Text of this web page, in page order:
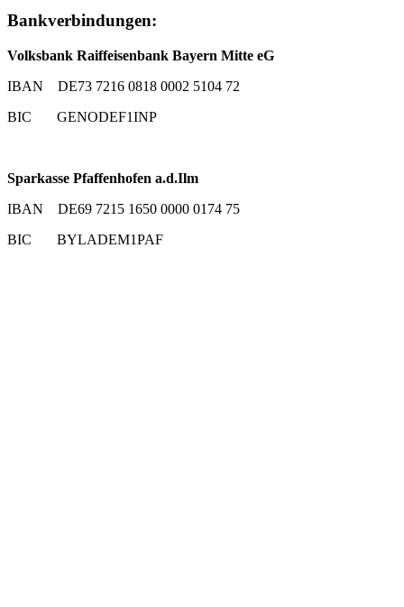
Bankverbindungen:
Volksbank Raiffeisenbank Bayern Mitte eG
IBAN DE73 7216 0818 0002 5104 72
BIC GENODEF1INP
Sparkasse Pfaffenhofen a.d.Ilm
IBAN DE69 7215 1650 0000 0174 75
BIC BYLADEM1PAF